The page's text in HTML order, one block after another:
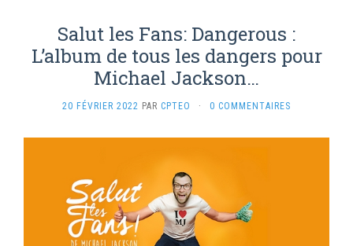
Salut les Fans: Dangerous :
L’album de tous les dangers pour
Michael Jackson…
20 FÉVRIER 2022 PAR CPTEO · 0 COMMENTAIRES